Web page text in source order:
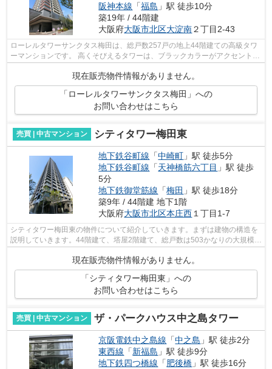
阪神本線 「福島 」駅 徒歩10分
築19年 / 44階建
大阪府大阪市北区大淀南２丁目2-43
ローレルタワーサンクタス梅田は、総戸数257戸の地上44階建ての高級タワ
ーマンションです。 高くそびえるタワーは、ブラックカラーがアクセントと
現在販売物件情報がありません。
「ローレルタワーサンクタス梅田」への
お問い合わせはこちら
売買 | 中古マンション シティタワー梅田東
地下鉄谷町線 「中崎町 」駅 徒歩5分
地下鉄谷町線 「天神橋筋六丁目 」駅 徒歩
5分
地下鉄御堂筋線 「梅田 」駅 徒歩18分
築9年 / 44階建 地下1階
大阪府大阪市北区本庄西 １丁目1-7
シティタワー梅田東の物件について紹介していきます。まずは建物の構造を
説明していきます。44階建て、塔屋2階建て、総戸数は503かなりの大規模の
マンションです。間取りは2LDKから3LD...
現在販売物件情報がありません。
「シティタワー梅田東」への
お問い合わせはこちら
売買 | 中古マンション ザ・パークハウス中之島タワー
京阪電鉄中之島線 「中之島 」駅 徒歩2分
東西線 「新福島 」駅 徒歩9分
地下鉄四つ橋線 「肥後橋 」駅 徒歩16分